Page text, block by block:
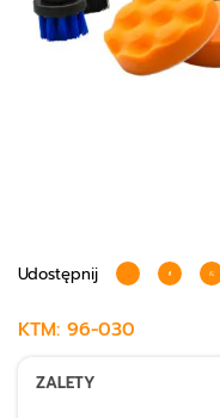
Udostępnij
KTM: 96-030
ZALETY